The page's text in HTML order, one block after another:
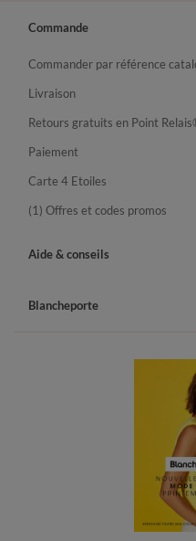
Commande
Commander par référence
Livraison
Retours gratuits en Point
Paiement
Carte 4 Etoiles
(1) Offres et codes promos
Aide & conseils
Blancheporte